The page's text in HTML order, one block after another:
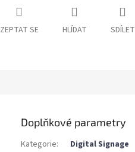
ZEPTAT SE HLÍDAT SDÍLET
Doplňkové parametry
Kategorie:
Digital Signage